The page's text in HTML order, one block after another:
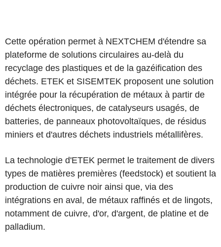
Cette opération permet à NEXTCHEM d'étendre sa
plateforme de solutions circulaires au-delà du
recyclage des plastiques et de la gazéification des
déchets. ETEK et SISEMTEK proposent une solution
intégrée pour la récupération de métaux à partir de
déchets électroniques, de catalyseurs usagés, de
batteries, de panneaux photovoltaïques, de résidus
miniers et d'autres déchets industriels métallifères.
La technologie d'ETEK permet le traitement de divers
types de matières premières (feedstock) et soutient la
production de cuivre noir ainsi que, via des
intégrations en aval, de métaux raffinés et de lingots,
notamment de cuivre, d'or, d'argent, de platine et de
palladium.